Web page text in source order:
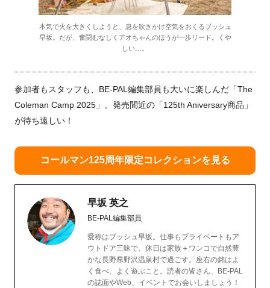
本気で火を大きくしようと、息を吹きかけ空気をおくるブッシュ
早坂。だが、奮闘むなしくアオちゃんのほうが一歩リード。くや
しい…。
参加者もスタッフも、BE-PAL編集部員も大いに楽しんだ「The
Coleman Camp 2025」。発売間近の「125th Aniversary商品」
が待ち遠しい！
コールマン125周年限定コレクションを見る
早坂 英之
BE-PAL編集部員
愛称はブッシュ早坂。仕事もプライベートもア
ウトドア三昧で、休日は家族＋ワンコで自然豊
かな長野県野沢温泉村で過ごす。座右の銘はよ
く食べ、よく遊ぶこと。読者の皆さん、BE-PAL
の誌面やWeb、イベントでお会いしましょう！